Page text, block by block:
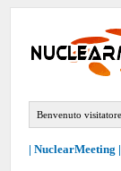
Benvenuto
| NuclearMeeting